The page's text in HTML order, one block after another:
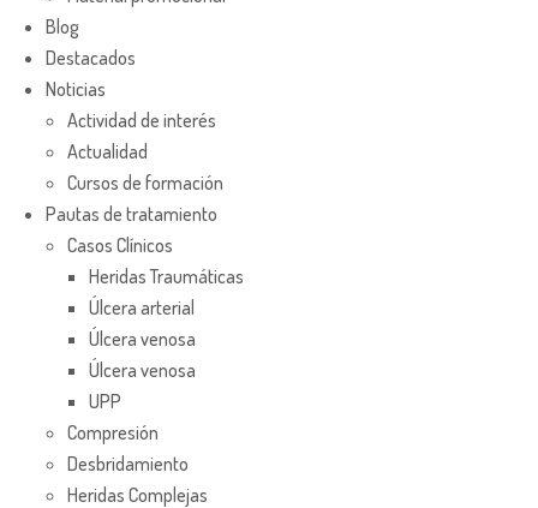
Blog
Destacados
Noticias
Actividad de interés
Actualidad
Cursos de formación
Pautas de tratamiento
Casos Clínicos
Heridas Traumáticas
Úlcera arterial
Úlcera venosa
Úlcera venosa
UPP
Compresión
Desbridamiento
Heridas Complejas